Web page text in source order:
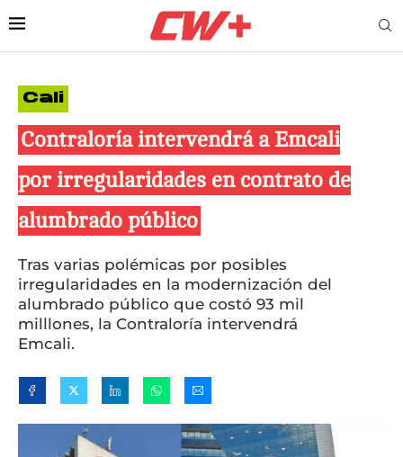
Cali
Contraloría intervendrá a Emcali
por irregularidades en contrato de
alumbrado público
Tras varias polémicas por posibles
irregularidades en la modernización del
alumbrado público que costó 93 mil
milllones, la Contraloría intervendrá
Emcali.